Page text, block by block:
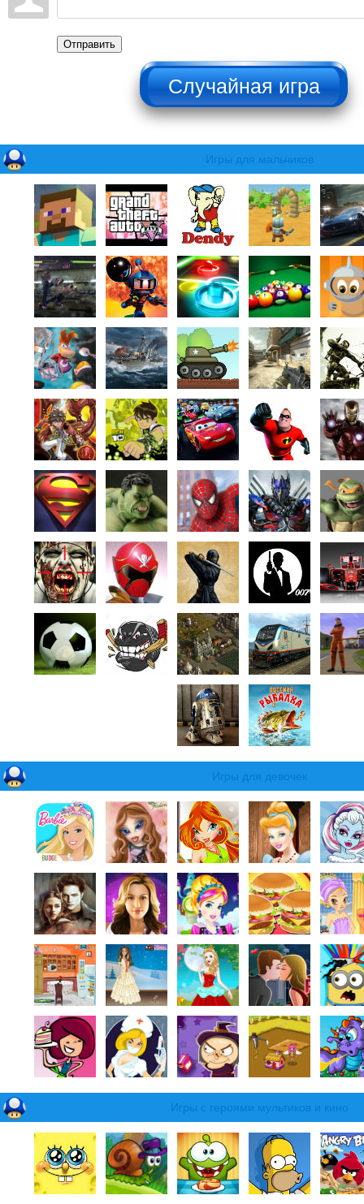
Отправить
НЕ НАЖИМАТЬ!!!
Игры для мальчиков
Игры для девочек
Игры с героями мультиков и кино